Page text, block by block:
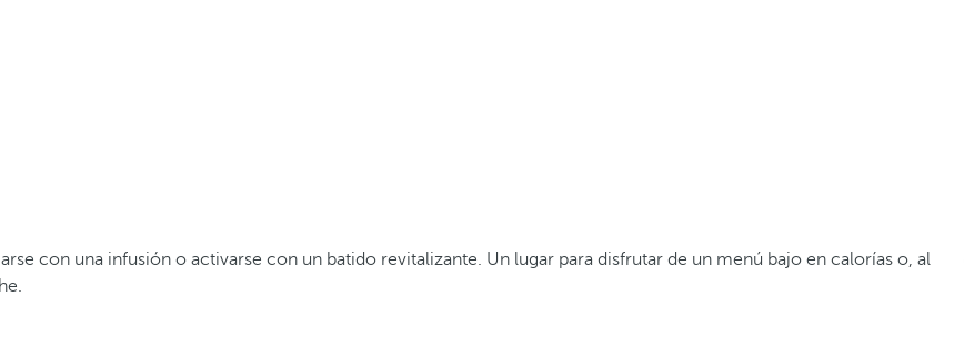
con una infusión o activarse con un batido revitalizante. Un lugar para disfrutar de un menú bajo en calorías o, al